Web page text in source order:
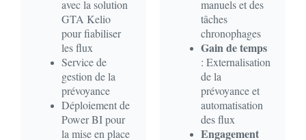
avec la solution
GTA Kelio
pour fiabiliser
les flux
Service de
gestion de la
prévoyance
Déploiement de
Power BIpour
la mise en place
manuels et des
tâches
chronophages
Gain de temps
: Externalisation
de la
prévoyance et
automatisation
des flux
Engagement